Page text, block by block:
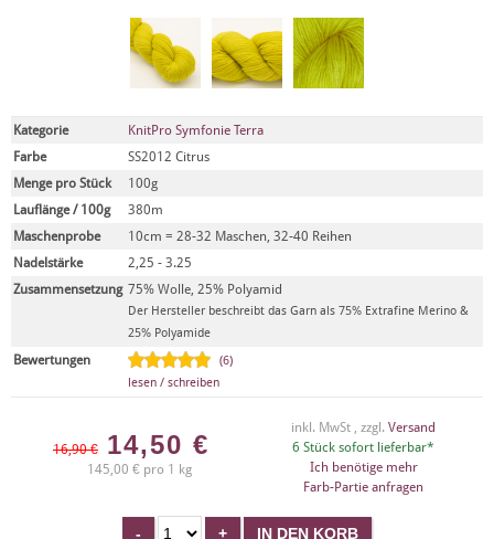
Kategorie
KnitPro Symfonie Terra
Farbe
SS2012 Citrus
Menge pro Stück
100g
Lauflänge / 100g
380m
Maschenprobe
10cm = 28-32 Maschen, 32-40 Reihen
Nadelstärke
2,25 - 3.25
Zusammensetzung 75% Wolle, 25% Polyamid
Der Hersteller beschreibt das Garn als 75% Extrafine Merino &
25% Polyamide
Bewertungen
(6)
lesen / schreiben
16,90 € 14,50 €
145,00 € pro 1 kg
inkl. MwSt , zzgl. Versand
6 Stück sofort lieferbar*
Ich benötige mehr
Farb-Partie anfragen